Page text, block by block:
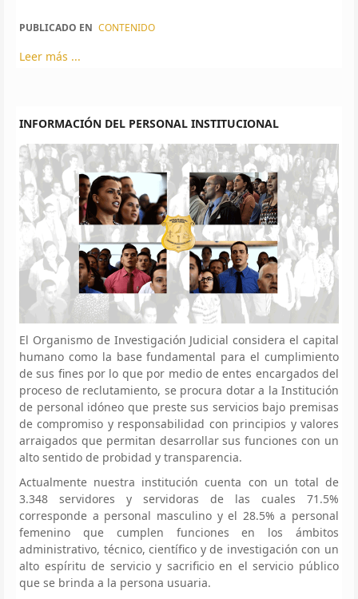
PUBLICADO EN CONTENIDO
Leer más ...
INFORMACIÓN DEL PERSONAL INSTITUCIONAL
El Organismo de Investigación Judicial considera el capital
humano como la base fundamental para el cumplimiento
de sus fines por lo que por medio de entes encargados del
proceso de reclutamiento, se procura dotar a la Institución
de personal idóneo que preste sus servicios bajo premisas
de compromiso y responsabilidad con principios y valores
arraigados que permitan desarrollar sus funciones con un
alto sentido de probidad y transparencia.
Actualmente nuestra institución cuenta con un total de
3.348 servidores y servidoras de las cuales 71.5%
corresponde a personal masculino y el 28.5% a personal
femenino que cumplen funciones en los ámbitos
administrativo, técnico, científico y de investigación con un
alto espíritu de servicio y sacrificio en el servicio público
que se brinda a la persona usuaria.